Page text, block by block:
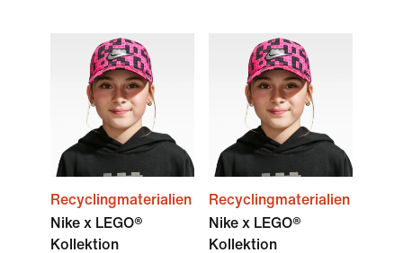
Recyclingmaterialien
Nike x LEGO®
Kollektion
Recyclingmaterialien
Nike x LEGO®
Kollektion